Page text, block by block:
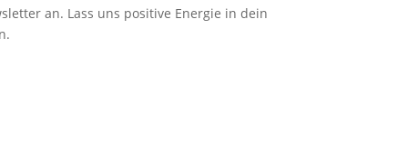
an. Lass uns positive Energie in dein